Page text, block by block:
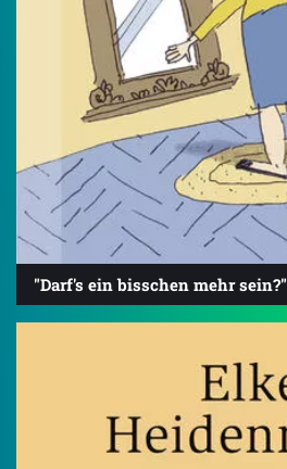
"Darf's ein bisschen mehr sein?"